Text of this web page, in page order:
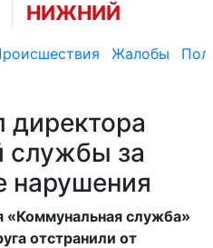
НИЖНИЙ
Жалобы
директора
службы за
нарушения
служба»
отстранили от